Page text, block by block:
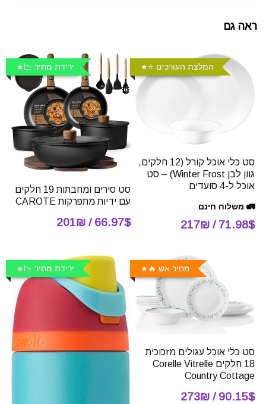
ראה גם
המלצת העורכים ⭐️
סט כלי אוכל קורל (12 חלקים,
גוון לבן Winter Frost) – סט
אוכל ל-4 סועדים
🚛 משלוח חינם
71.98$ / 217₪
ירידת מחיר 📉
סט סירים ומחבתות 19 חלקים
עם ידיות מתפרקות CAROTE
66.97$ / 201₪
מחיר אש 🔥
סט כלי אוכל עגולים מזכוכית
18 חלקים Corelle Vitrelle
Country Cottage
90.15$ / 273₪
ירידת מחיר 📉